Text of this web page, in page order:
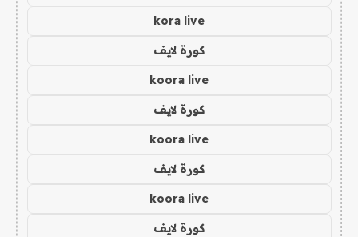
kora live
كورة لايف
koora live
كورة لايف
koora live
كورة لايف
koora live
كورة لايف